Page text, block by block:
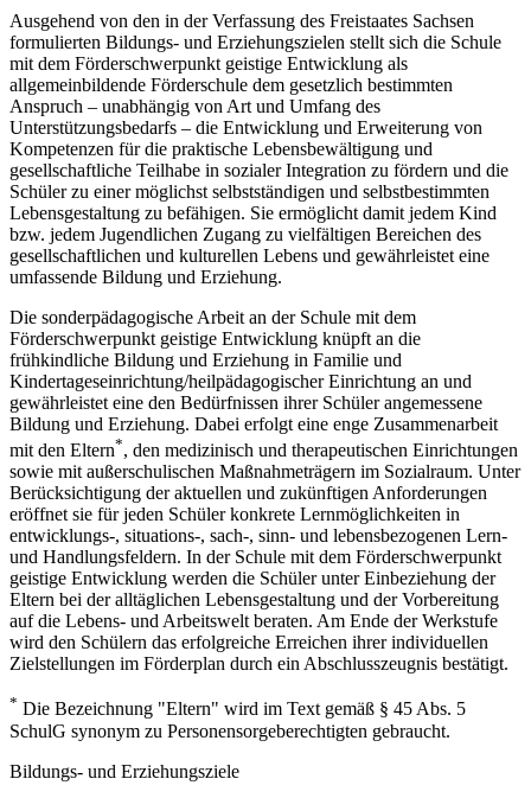
Ausgehend von den in der Verfassung des Freistaates Sachsen
formulierten Bildungs- und Erziehungszielen stellt sich die Schule
mit dem Förderschwerpunkt geistige Entwicklung als
allgemeinbildende Förderschule dem gesetzlich bestimmten
Anspruch – unabhängig von Art und Umfang des
Unterstützungsbedarfs – die Entwicklung und Erweiterung von
Kompetenzen für die praktische Lebensbewältigung und
gesellschaftliche Teilhabe in sozialer Integration zu fördern und die
Schüler zu einer möglichst selbstständigen und selbstbestimmten
Lebensgestaltung zu befähigen. Sie ermöglicht damit jedem Kind
bzw. jedem Jugendlichen Zugang zu vielfältigen Bereichen des
gesellschaftlichen und kulturellen Lebens und gewährleistet eine
umfassende Bildung und Erziehung.
Die sonderpädagogische Arbeit an der Schule mit dem
Förderschwerpunkt geistige Entwicklung knüpft an die
frühkindliche Bildung und Erziehung in Familie und
Kindertageseinrichtung/heilpädagogischer Einrichtung an und
gewährleistet eine den Bedürfnissen ihrer Schüler angemessene
Bildung und Erziehung. Dabei erfolgt eine enge Zusammenarbeit
mit den Eltern*, den medizinisch und therapeutischen Einrichtungen
sowie mit außerschulischen Maßnahmeträgern im Sozialraum. Unter
Berücksichtigung der aktuellen und zukünftigen Anforderungen
eröffnet sie für jeden Schüler konkrete Lernmöglichkeiten in
entwicklungs-, situations-, sach-, sinn- und lebensbezogenen Lern-
und Handlungsfeldern. In der Schule mit dem Förderschwerpunkt
geistige Entwicklung werden die Schüler unter Einbeziehung der
Eltern bei der alltäglichen Lebensgestaltung und der Vorbereitung
auf die Lebens- und Arbeitswelt beraten. Am Ende der Werkstufe
wird den Schülern das erfolgreiche Erreichen ihrer individuellen
Zielstellungen im Förderplan durch ein Abschlusszeugnis bestätigt.
* Die Bezeichnung "Eltern" wird im Text gemäß § 45 Abs. 5
SchulG synonym zu Personensorgeberechtigten gebraucht.
Bildungs- und Erziehungsziele